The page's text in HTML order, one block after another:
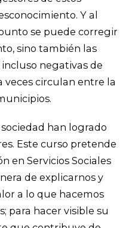
Y al
se puede corregir
sino también las
negativas de
veces circulan entre la
han logrado
Este curso pretende
en Servicios Sociales
de explicarnos y
a lo que hacemos
para hacer visible su